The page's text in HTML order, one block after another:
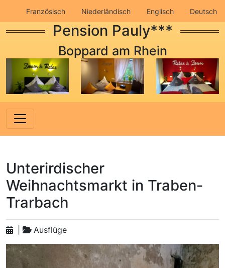
Französisch Niederländisch Englisch Deutsch
Impressum Datenschutz
Pension Pauly***
Boppard am Rhein
Unterirdischer
Weihnachtsmarkt in Traben-
Trarbach
Ausflüge